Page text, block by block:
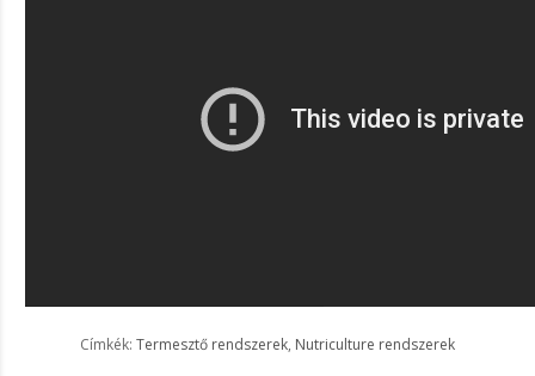
Címkék: Termesztő rendszerek, Nutriculture rendszerek